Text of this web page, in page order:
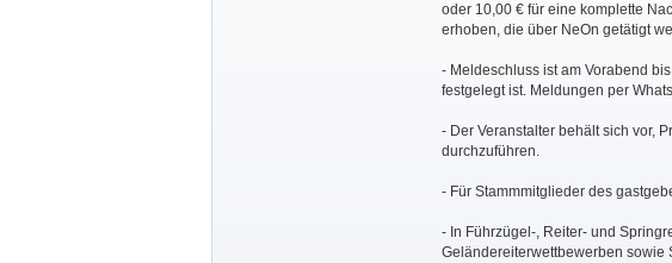
oder 10,00 € für eine komplette
erhoben, die über NeOn getätigt
- Meldeschluss ist am Vorabend
festgelegt ist. Meldungen per
- Der Veranstalter behält sich vor,
durchzuführen.
- Für Stammmitglieder des
- In Führzügel-, Reiter- und
Geländereiterwettbewerben sowie